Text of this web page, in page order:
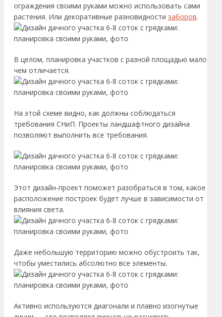
ограждения своими руками можно использовать сами
растения. Или декоративные разновидности заборов.
В целом, планировка участков с разной площадью мало
чем отличается.
На этой схеме видно, как должны соблюдаться
требования СНиП. Проекты ландшафтного дизайна
позволяют выполнить все требования.
Этот дизайн-проект поможет разобраться в том, какое
расположение построек будет лучше в зависимости от
влияния света.
Даже небольшую территорию можно обустроить так,
чтобы уместились абсолютно все элементы.
Активно используются диагонали и плавно изогнутые